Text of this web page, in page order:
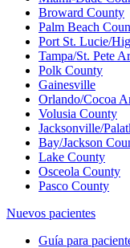
Broward County
Palm Beach
Port St. Lucie/
Tampa/St. Pete
Polk County
Gainesville
Orlando/Cocoa
Volusia County
Jacksonville/
Bay/Jackson
Lake County
Osceola County
Pasco County
Nuevos pacientes
Guía para